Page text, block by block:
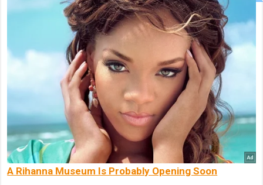
A Rihanna Museum Is Probably Opening Soon